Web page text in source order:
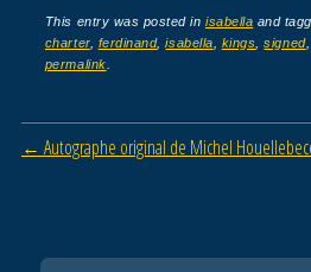
c
e
o
tt
er
ail
ta
g
This entry was posted inisabella and
charter, ferdinand,isabella kings ,signed,
permalink
Post navigation
← Autographe original de Michel